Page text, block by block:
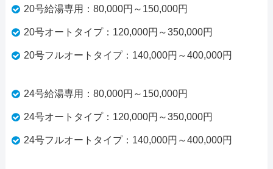
20号給湯専用：80,000円～150,000円
20号オートタイプ：120,000円～350,000円
20号フルオートタイプ：140,000円～400,000円
24号給湯専用：80,000円～150,000円
24号オートタイプ：120,000円～350,000円
24号フルオートタイプ：140,000円～400,000円